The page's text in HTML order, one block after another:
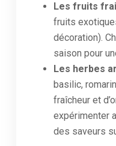
Les fruits
fruits
décoration).
saison pour
Les herbes
basilic,
fraîcheur et
expérimenter
des saveurs